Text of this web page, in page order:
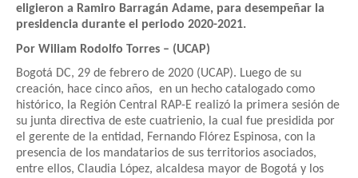
eligieron a Ramiro Barragán Adame, para desempeñar la
presidencia durante el periodo 2020-2021.
Por Wiliam Rodolfo Torres – (UCAP)
Bogotá DC, 29 de febrero de 2020 (UCAP). Luego de su
creación, hace cinco años, en un hecho catalogado como
histórico, la Región Central RAP-E realizó la primera sesión de
su junta directiva de este cuatrienio, la cual fue presidida por
el gerente de la entidad, Fernando Flórez Espinosa, con la
presencia de los mandatarios de sus territorios asociados,
entre ellos, Claudia López, alcaldesa mayor de Bogotá y los